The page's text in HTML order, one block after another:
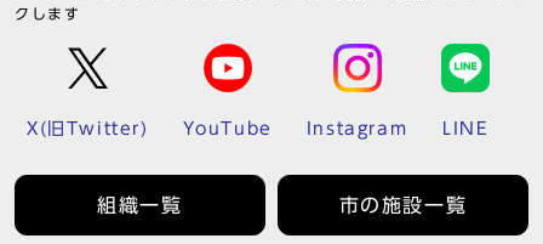
クします
X(旧Twitter) YouTube Instagram LINE
組織一覧 市の施設一覧